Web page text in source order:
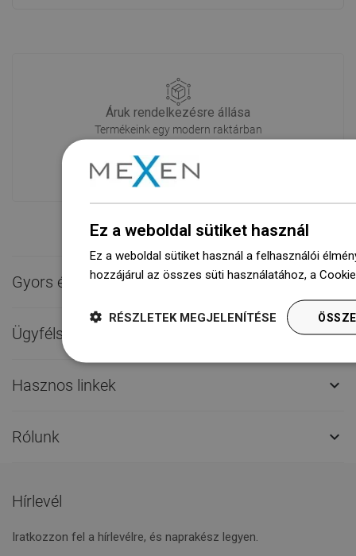
Áruk rendelkezésre állása
Termékeink egy modern raktárban
szállításra!
Gyors érintkezés 
Ügyfélszolgálat 
Hasznos linkek 
Rólunk 
Hírlevél
Iratkozzon fel a hírlevélre, és naprakész legyen.
Ez a weboldal sütiket használ
Ez a weboldal sütiket használ a felhasználói
hozzájárul az összes süti használatához, a
RÉSZLETEK MEGJELENÍTÉSE